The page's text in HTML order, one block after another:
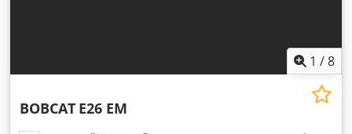
1 /8
BOBCAT E26 EM